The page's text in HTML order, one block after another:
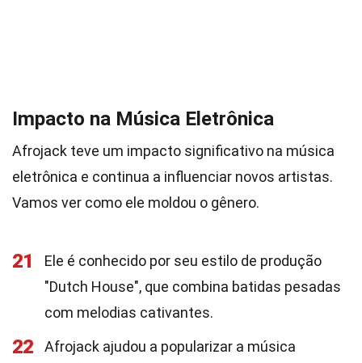
Impacto na Música Eletrônica
Afrojack teve um impacto significativo na música
eletrônica e continua a influenciar novos artistas.
Vamos ver como ele moldou o gênero.
21
Ele é conhecido por seu estilo de produção
"Dutch House", que combina batidas pesadas
com melodias cativantes.
22
Afrojack ajudou a popularizar a música